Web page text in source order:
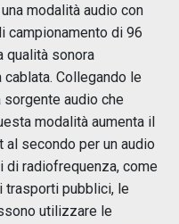
modalità audio con
campionamento di 96
qualità sonora
Collegando le
sorgente audio che
modalità aumenta il
secondo per un audio
di radiofrequenza, come
trasporti pubblici, le
utilizzare le